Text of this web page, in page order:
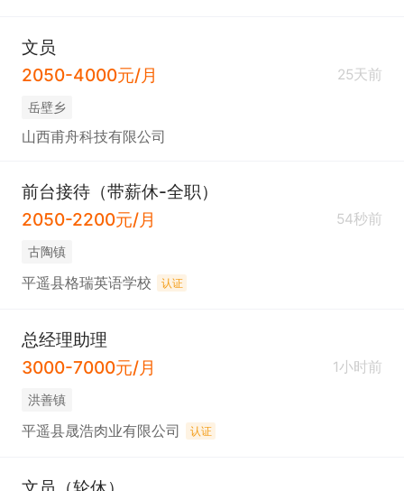
文员
2050-4000元/月
25天前
岳壁乡
山西甫舟科技有限公司
前台接待（带薪休-全职）
2050-2200元/月
54秒前
古陶镇
平遥县格瑞英语学校 认证
总经理助理
3000-7000元/月
1小时前
洪善镇
平遥县晟浩肉业有限公司 认证